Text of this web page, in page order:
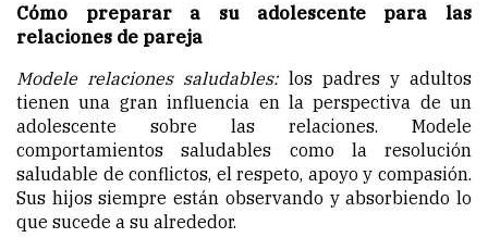
Cómo preparar a su adolescente para las
relaciones de pareja
Modele relaciones saludables:los padres y adultos
tienen una gran influencia en la perspectiva de un
adolescente sobre las relaciones. Modele
comportamientos saludables como la resolución
saludable de conflictos, el respeto, apoyo y compasión.
Sus hijos siempre están observando y absorbiendo lo
que sucede a su alrededor.